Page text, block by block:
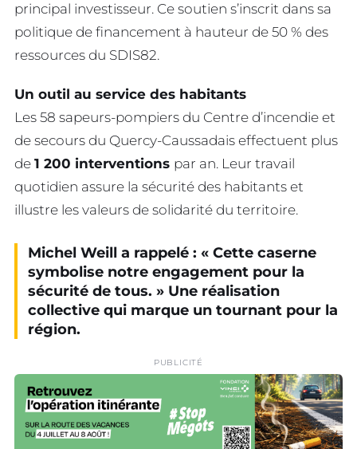
principal investisseur. Ce soutien s’inscrit dans sa
politique de financement à hauteur de 50 % des
ressources du SDIS82.
Un outil au service des habitants
Les 58 sapeurs-pompiers du Centre d’incendie et
de secours du Quercy-Caussadais effectuent plus
de 1 200 interventions par an. Leur travail
quotidien assure la sécurité des habitants et
illustre les valeurs de solidarité du territoire.
Michel Weill a rappelé : « Cette caserne
symbolise notre engagement pour la
sécurité de tous. » Une réalisation
collective qui marque un tournant pour la
région.
PUBLICITÉ